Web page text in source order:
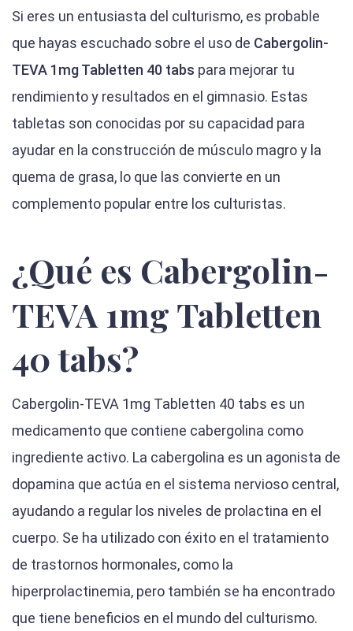
Si eres un entusiasta del culturismo, es probable
que hayas escuchado sobre el uso de Cabergolin-
TEVA 1mg Tabletten 40 tabs para mejorar tu
rendimiento y resultados en el gimnasio. Estas
tabletas son conocidas por su capacidad para
ayudar en la construcción de músculo magro y la
quema de grasa, lo que las convierte en un
complemento popular entre los culturistas.
¿Qué es Cabergolin-
TEVA 1mg Tabletten
40 tabs?
Cabergolin-TEVA 1mg Tabletten 40 tabs es un
medicamento que contiene cabergolina como
ingrediente activo. La cabergolina es un agonista de
dopamina que actúa en el sistema nervioso central,
ayudando a regular los niveles de prolactina en el
cuerpo. Se ha utilizado con éxito en el tratamiento
de trastornos hormonales, como la
hiperprolactinemia, pero también se ha encontrado
que tiene beneficios en el mundo del culturismo.